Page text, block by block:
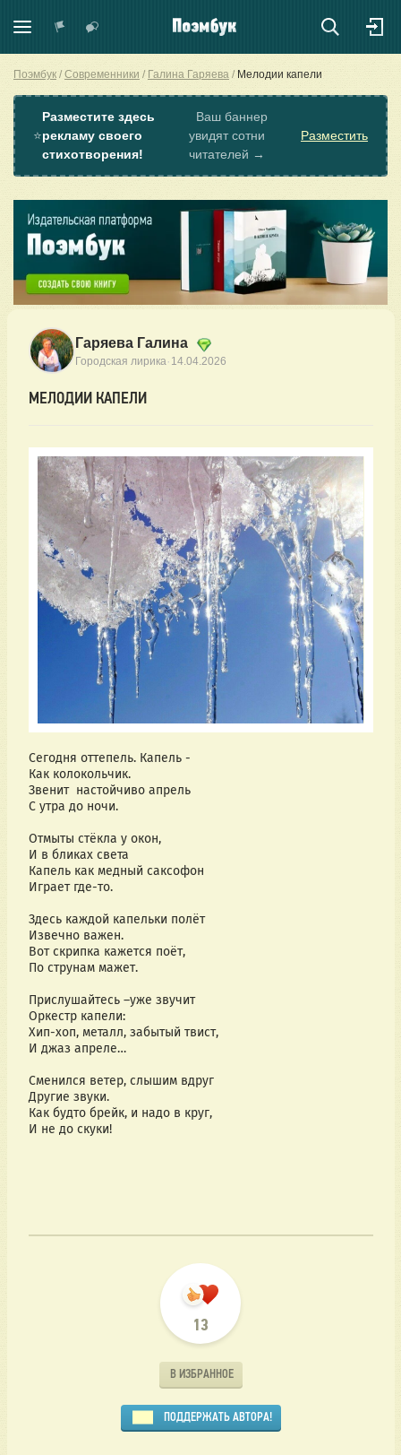
Поэмбук Современники Галина Гаряева Мелодии капели
⭐
Разместите здесь
рекламу своего
стихотворения!
Ваш баннер
увидят сотни
читателей →
Разместить
Гаряева Галина
Городская лирика· 14.04.2026
МЕЛОДИИ КАПЕЛИ
Сегодня оттепель. Капель -
Как колокольчик.
Звенит  настойчиво апрель
С утра до ночи.
Отмыты стёкла у окон,
И в бликах света
Капель как медный саксофон
Играет где-то.
Здесь каждой капельки полёт
Извечно важен.
Вот скрипка кажется поёт,
По струнам мажет.
Прислушайтесь –уже звучит
Оркестр капели:
Хип-хоп, металл, забытый твист,
И джаз апреле…
Сменился ветер, слышим вдруг
Другие звуки.
Как будто брейк, и надо в круг,
И не до скуки!
13
В ИЗБРАННОЕ
ПОДДЕРЖАТЬ АВТОРА!